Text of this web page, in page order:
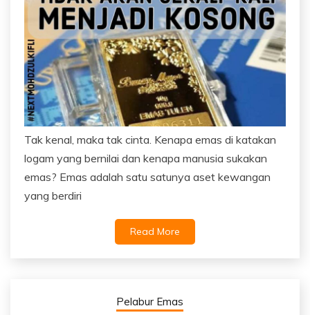
Tak kenal, maka tak cinta. Kenapa emas di katakan
logam yang bernilai dan kenapa manusia sukakan
emas? Emas adalah satu satunya aset kewangan
yang berdiri
Read More
Pelabur Emas